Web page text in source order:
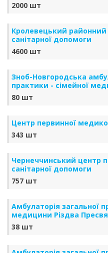
2000 шт
Кролевецький
санітарної допомоги
4600 шт
Зноб-Новгородська
практики - сімейної
80 шт
Центр первинної
343 шт
Чернеччинський центр
санітарної допомоги
757 шт
Амбулаторія загальної
медицини Різдва
38 шт